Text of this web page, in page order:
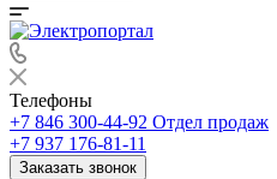
Телефоны
+7 846 300-44-92 Отдел продаж
+7 937 176-81-11
Заказать звонок